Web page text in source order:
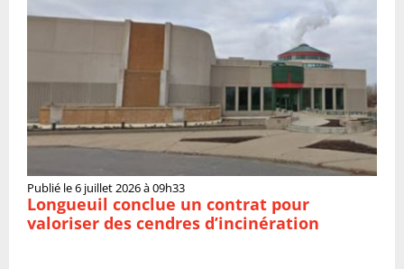
Publié le 6 juillet 2026 à 09h33
Longueuil conclue un contrat pour
valoriser des cendres d’incinération